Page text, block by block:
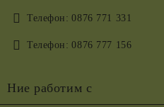
Телефон: 0876 771 331
Телефон: 0876 777 156
Ние работим с